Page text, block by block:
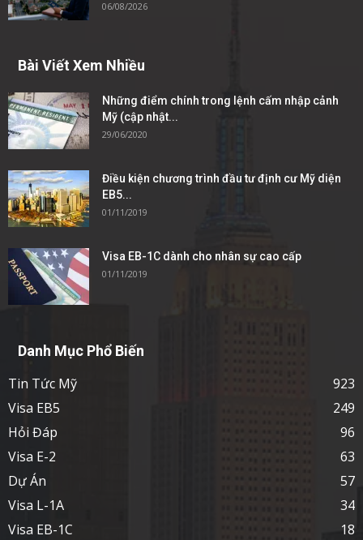
06/08/2026
Bài Viết Xem Nhiều
Những điểm chính trong lệnh cấm nhập cảnh
Mỹ (cập nhật...
29/06/2020
Điều kiện chương trình đầu tư định cư Mỹ diện
EB5...
01/11/2019
Visa EB-1C dành cho nhân sự cao cấp
01/11/2019
Danh Mục Phổ Biến
Tin Tức Mỹ
923
Visa EB5
249
Hỏi Đáp
96
Visa E-2
63
Dự Án
57
Visa L-1A
34
Visa EB-1C
18